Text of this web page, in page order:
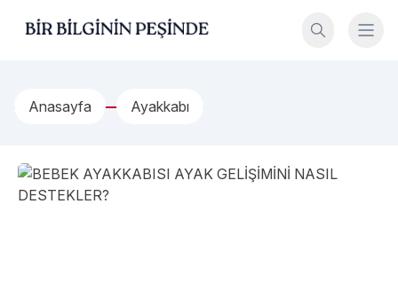
Bir Bilginin Peşinde!
Anasayfa Ayakkabı